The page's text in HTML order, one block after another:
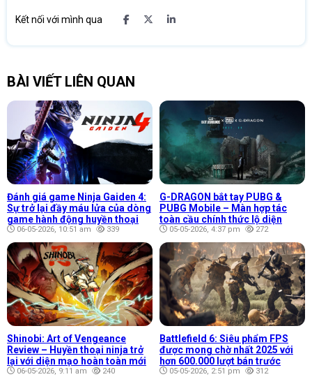
Kết nối với mình qua
BÀI VIẾT LIÊN QUAN
Đánh giá game Ninja Gaiden 4:
Sự trở lại đầy máu lửa của dòng
game hành động huyền thoại
06-05-2026, 10:51 am 339
G-DRAGON bắt tay PUBG &
PUBG Mobile – Màn hợp tác
toàn cầu chính thức lộ diện
05-05-2026, 4:37 pm 272
Shinobi: Art of Vengeance
Review – Huyền thoại ninja trở
lại với diện mạo hoàn toàn mới
06-05-2026, 9:11 am 240
Battlefield 6: Siêu phẩm FPS
được mong chờ nhất 2025 với
hơn 600.000 lượt bán trước
05-05-2026, 2:51 pm 312